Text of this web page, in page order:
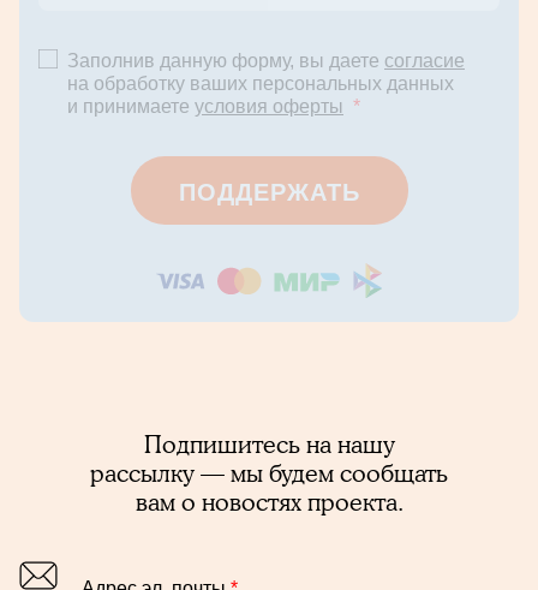
Заполнив данную форму, вы даете согласие
на обработку ваших персональных данных
и принимаете условия оферты *
ПОДДЕРЖАТЬ
Подпишитесь на нашу
рассылку — мы будем сообщать
вам о новостях проекта.